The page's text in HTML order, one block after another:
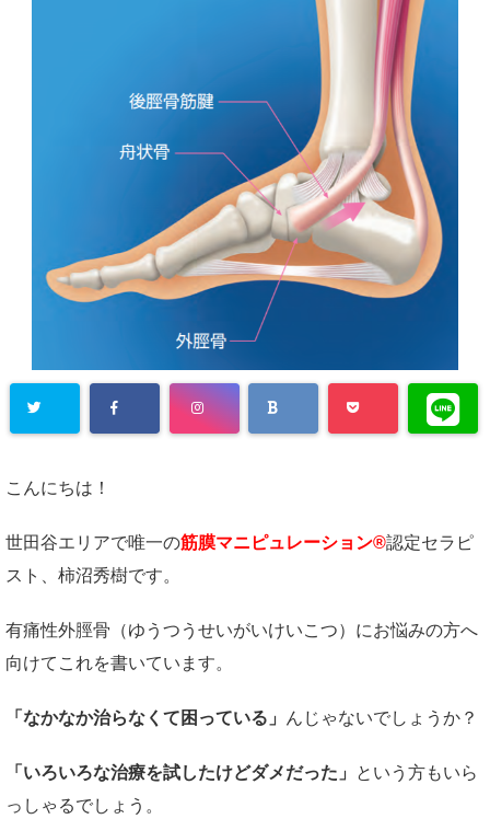
こんにちは！
世田谷エリアで唯一の筋膜マニピュレーション®認定セラピ
スト、柿沼秀樹です。
有痛性外脛骨（ゆうつうせいがいけいこつ）にお悩みの方へ
向けてこれを書いています。
「なかなか治らなくて困っている」 んじゃないでしょうか？
「いろいろな治療を試したけどダメだった」
という方もいら
っしゃるでしょう。